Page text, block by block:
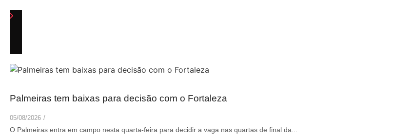
Palmeiras tem baixas para decisão com o Fortaleza
05/08/2026 /
O Palmeiras entra em campo nesta quarta-feira para decidir a vaga nas quartas de final da...